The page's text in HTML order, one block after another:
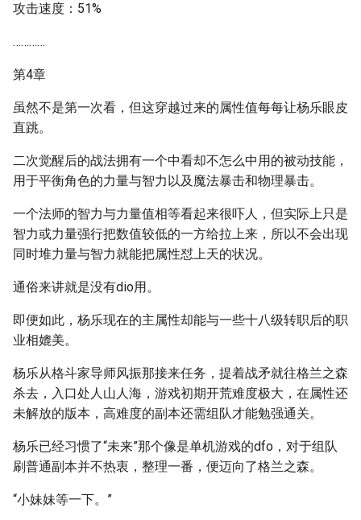
攻击速度：51%
…………
第4章
虽然不是第一次看，但这穿越过来的属性值每每让杨乐眼皮
直跳。
二次觉醒后的战法拥有一个中看却不怎么中用的被动技能，
用于平衡角色的力量与智力以及魔法暴击和物理暴击。
一个法师的智力与力量值相等看起来很吓人，但实际上只是
智力或力量强行把数值较低的一方给拉上来，所以不会出现
同时堆力量与智力就能把属性怼上天的状况。
通俗来讲就是没有dio用。
即便如此，杨乐现在的主属性却能与一些十八级转职后的职
业相媲美。
杨乐从格斗家导师风振那接来任务，提着战矛就往格兰之森
杀去，入口处人山人海，游戏初期开荒难度极大，在属性还
未解放的版本，高难度的副本还需组队才能勉强通关。
杨乐已经习惯了“未来”那个像是单机游戏的dfo，对于组队
刷普通副本并不热衷，整理一番，便迈向了格兰之森。
“小妹妹等一下。”